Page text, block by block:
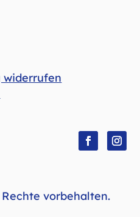
widerrufen
vorbehalten.